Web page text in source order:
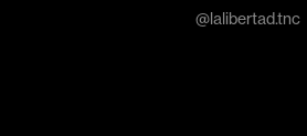
@lalibertad.tnc